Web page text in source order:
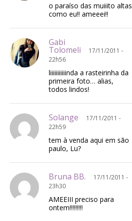
o paraíso das muiiito altas
como eu!! ameeei!!
Gabi
Tolomeli
17/11/2011 -
22h56
liiiiiiiiiiinda a rasteirinha da
primeira foto… alias,
todos lindos!
Solange
17/11/2011 -
22h59
tem à venda aqui em são
paulo, Lu?
Bruna BB.
17/11/2011 -
23h30
AMEEIII preciso para
ontem!!!!!!!!!